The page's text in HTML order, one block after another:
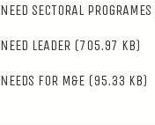
SECTORAL PROGRAMES
LEADER (705.97 KB)
FOR M&E (95.33 KB)